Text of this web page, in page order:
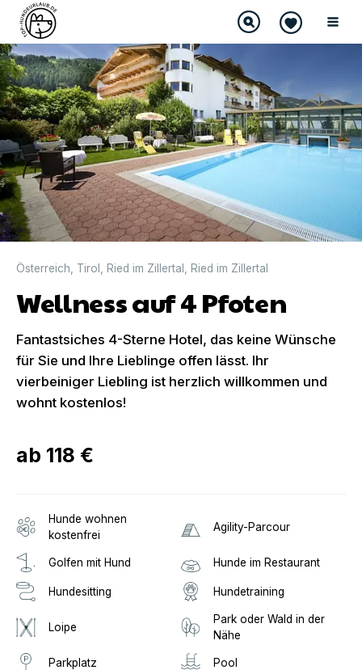
Österreich Tirol Ried im Zillertal Ried im Zillertal
Wellness auf 4 Pfoten
Fantastsiches 4-Sterne Hotel, das keine Wünsche
für Sie und Ihre Lieblinge offen lässt. Ihr
vierbeiniger Liebling ist herzlich willkommen und
wohnt kostenlos!
ab 118 €
Hunde wohnen
kostenfrei
Agility-Parcour
Golfen mit Hund Hunde im Restaurant
Hundesitting Hundetraining
Loipe
Park oder Wald in der
Nähe
Parkplatz Pool